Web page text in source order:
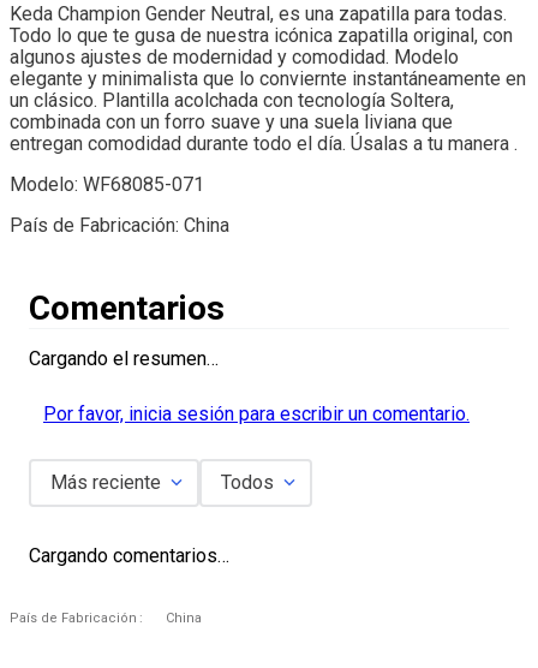
Keda Champion Gender Neutral, es una zapatilla para todas.
Todo lo que te gusa de nuestra icónica zapatilla original, con
algunos ajustes de modernidad y comodidad. Modelo
elegante y minimalista que lo conviernte instantáneamente en
un clásico. Plantilla acolchada con tecnología Soltera,
combinada con un forro suave y una suela liviana que
entregan comodidad durante todo el día. Úsalas a tu manera .
Modelo: WF68085-071
País de Fabricación: China
Comentarios
Cargando el resumen…
Por favor, inicia sesión para escribir un comentario.
Más reciente Todos
Cargando comentarios…
País de Fabricación China